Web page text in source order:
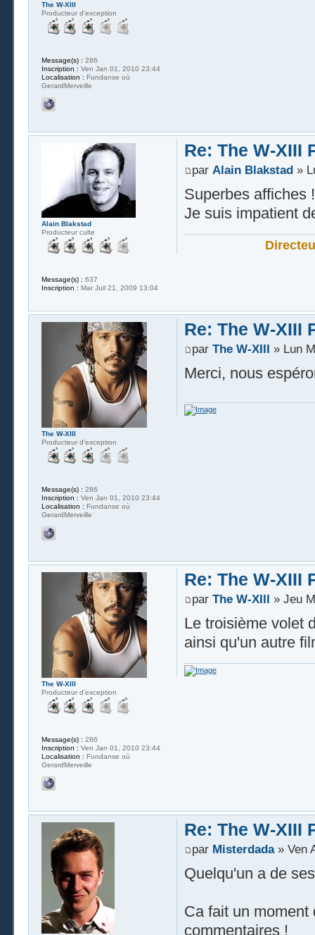
The W-XIII
Producteur d'exception
Message(s) : 286
Inscription : Ven Jan 01, 2010 23:44
Localisation : Fundanse où
GerardMerveille
Re: The W-XIII
par Alain Blakstad»
Superbes affiches !
Je suis impatient
Alain Blakstad
Producteur culte
Message(s) : 637
Inscription : Mar Juil 21, 2009 13:04
Re: The W-XIII
par The W-XIII » Lun
Merci, nous
The W-XIII
Producteur d'exception
Message(s) : 286
Inscription : Ven Jan 01, 2010 23:44
Localisation : Fundanse où
GerardMerveille
Re: The W-XIII
par The W-XIII » Jeu
Le troisième volet
ainsi qu'un autre
The W-XIII
Producteur d'exception
Message(s) : 286
Inscription : Ven Jan 01, 2010 23:44
Localisation : Fundanse où
GerardMerveille
Re: The W-XIII
par Misterdada» Ven
Quelqu'un a de
Ca fait un moment
commentaires !